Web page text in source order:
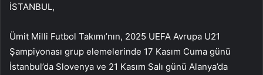
İSTANBUL,
Ümit Milli Futbol Takımı’nın, 2025 UEFA Avrupa U21
Şampiyonası grup elemelerinde 17 Kasım Cuma günü
İstanbul’da Slovenya ve 21 Kasım Salı günü Alanya’da